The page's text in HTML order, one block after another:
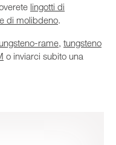
lingotti di
di molibdeno.
rame, tungsteno
o inviarci subito una